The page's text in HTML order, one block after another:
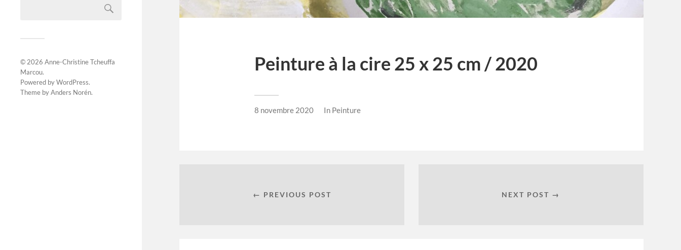
© 2026 Anne-Christine Tcheuffa
Marcou.
Powered byWordPress.
Theme byAnders Norén.
Peinture à la cire 25 x 25 cm / 2020
8 novembre 2020 In Peinture
← PREVIOUS POST NEXT POST →